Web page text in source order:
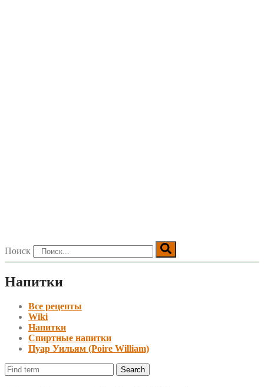
Поиск
Напитки
Все рецепты
Wiki
Напитки
Спиртные напитки
Пуар Уильям (Poire William)